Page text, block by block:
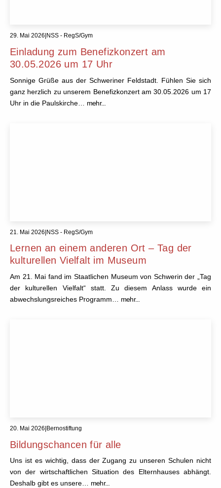
29. Mai 2026 NSS - RegS/Gym
Einladung zum Benefizkonzert am
30.05.2026 um 17 Uhr
Sonnige Grüße aus der Schweriner Feldstadt. Fühlen Sie sich
ganz herzlich zu unserem Benefizkonzert am 30.05.2026 um 17
Uhr in die Paulskirche… mehr...
21. Mai 2026|NSS - RegS/Gym
Lernen an einem anderen Ort – Tag der
kulturellen Vielfalt im Museum
Am 21. Mai fand im Staatlichen Museum von Schwerin der „Tag
der kulturellen Vielfalt“ statt. Zu diesem Anlass wurde ein
abwechslungsreiches Programm… mehr...
20. Mai 2026|Bernostiftung
Bildungschancen für alle
Uns ist es wichtig, dass der Zugang zu unseren Schulen nicht
von der wirtschaftlichen Situation des Elternhauses abhängt.
Deshalb gibt es unsere… mehr...